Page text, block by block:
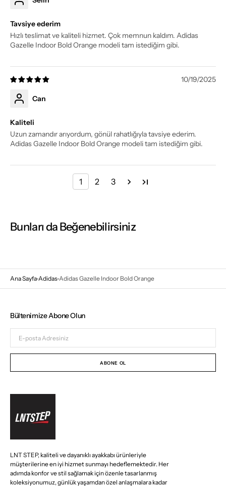
Tavsiye ederim
Hızlı teslimat ve kaliteli hizmet. Çok memnun kaldım. Adidas
Gazelle Indoor Bold Orange modeli tam istediğim gibi.
10/19/2025
Can
Kaliteli
Uzun zamandır arıyordum, gönül rahatlığıyla tavsiye ederim.
Adidas Gazelle Indoor Bold Orange modeli tam istediğim gibi.
1 2 3
Bunları da Beğenebilirsiniz
Ana Sayfa Adidas Adidas Gazelle Indoor Bold Orange
LNT STEP, kaliteli ve dayanıklı ayakkabı ürünleriyle
müşterilerine en iyi hizmet sunmayı hedeflemektedir. Her
adımda konfor ve stil sağlamak için özenle tasarlanmış
koleksiyonumuz, günlük yaşamdan özel anlaşmalara kadar
Bültenimize Abone Olun
posta
Adresiniz
ABONE OL